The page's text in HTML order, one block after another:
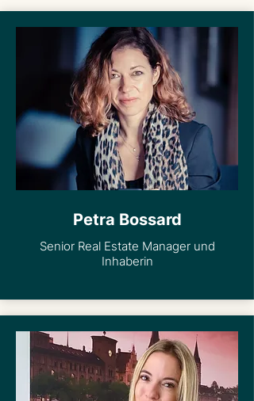
Petra Bossard
Senior Real Estate Manager und
Inhaberin